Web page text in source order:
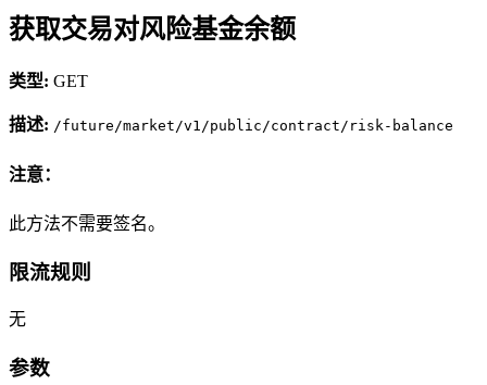
获取交易对风险基金余额
类型: GET
描述: /future/market/v1/public/contract/risk-balance
注意：
此方法不需要签名。
限流规则
无
参数